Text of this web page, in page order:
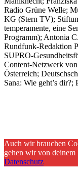
Radio Grüne Welle;
KG (Stern TV);
temperamente, eine
Programm); Antonia
Rundfunk-Redaktion
SUPRO-
Content-Netzwerk
Österreich;
Sana: Wie geht’s dir?;
Auch wir brauchen
gehen wir von deinem
Datenschutz